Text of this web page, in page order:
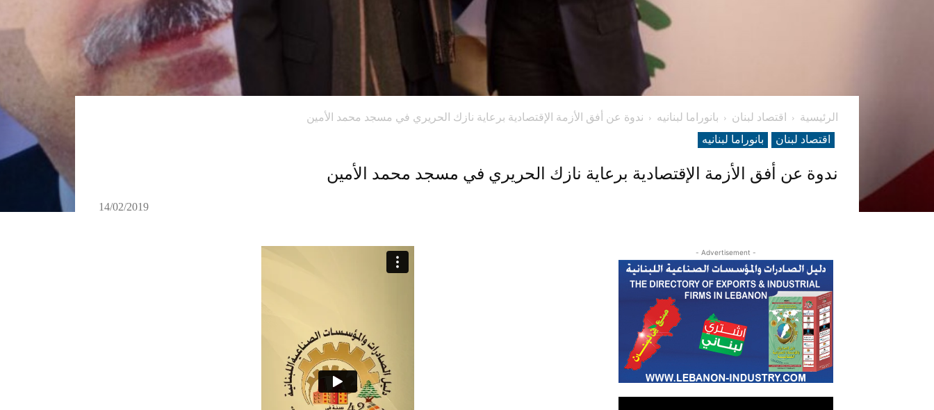
الرئيسية اقتصاد لبنان بانوراما لبنانیه
ندوة عن أفق الأزمة الإقتصادية برعاية نازك الحريري في مسجد محمد الأمين
اقتصاد لبنان
بانوراما لبنانیه
ندوة عن أفق الأزمة الإقتصادية برعاية نازك الحريري في مسجد محمد الأمين
14/02/2019
- Advertisement -